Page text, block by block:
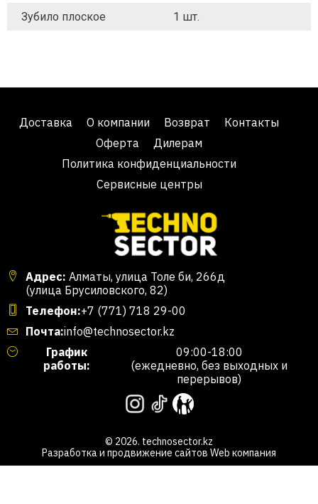
Зубило плоское 1 шт.
Доставка О компании Возврат
Контакты
Оферта
Дилерам
Политика конфиденциальности
Сервисные центры
Адрес: Алматы, улица Толе би, 266д
(улица Брусиловского, 82)
Телефон:+7 (771) 718 29-00
Почта:info@technosector.kz
График
работы:
09:00-18:00
(ежедневно, без выходных и
перерывов)
© 2026. technosector.kz
Разработка и продвижение сайтов Web компания